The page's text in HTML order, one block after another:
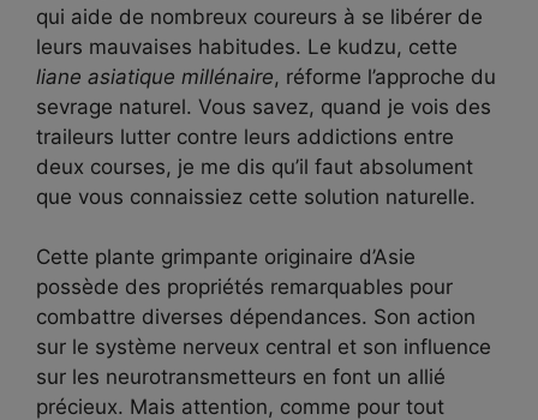
qui aide de nombreux coureurs à se libérer de
leurs mauvaises habitudes. Le kudzu, cette
liane asiatique millénaire, réforme l’approche du
sevrage naturel. Vous savez, quand je vois des
traileurs lutter contre leurs addictions entre
deux courses, je me dis qu’il faut absolument
que vous connaissiez cette solution naturelle.
Cette plante grimpante originaire d’Asie
possède des propriétés remarquables pour
combattre diverses dépendances. Son action
sur le système nerveux central et son influence
sur les neurotransmetteurs en font un allié
précieux. Mais attention, comme pour tout